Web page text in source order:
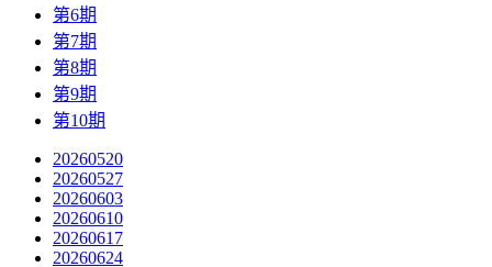
第6期
第7期
第8期
第9期
第10期
20260520
20260527
20260603
20260610
20260617
20260624